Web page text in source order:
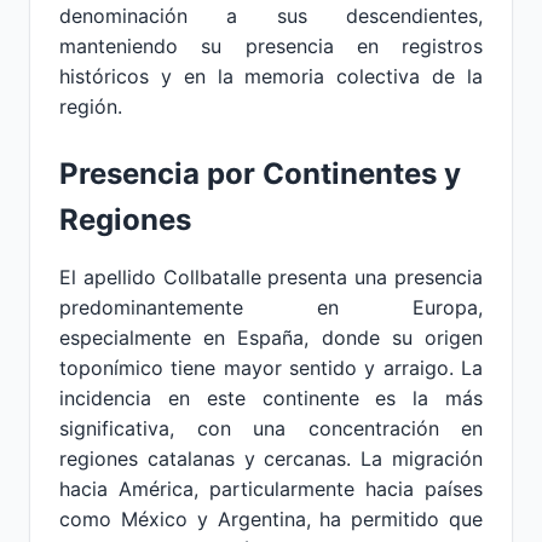
denominación a sus descendientes,
manteniendo su presencia en registros
históricos y en la memoria colectiva de la
región.
Presencia por Continentes y
Regiones
El apellido Collbatalle presenta una presencia
predominantemente en Europa,
especialmente en España, donde su origen
toponímico tiene mayor sentido y arraigo. La
incidencia en este continente es la más
significativa, con una concentración en
regiones catalanas y cercanas. La migración
hacia América, particularmente hacia países
como México y Argentina, ha permitido que